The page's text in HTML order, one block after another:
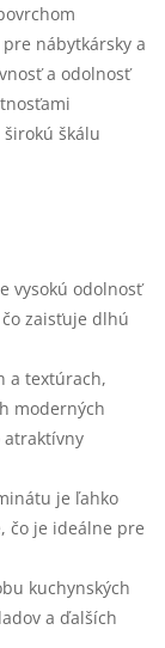
nábytkársky a
a odolnosť
škálu
vysokú odolnosť
zaisťuje dlhú
a textúrach,
moderných
atraktívny
je ľahko
čo je ideálne pre
kuchynských
a ďalších